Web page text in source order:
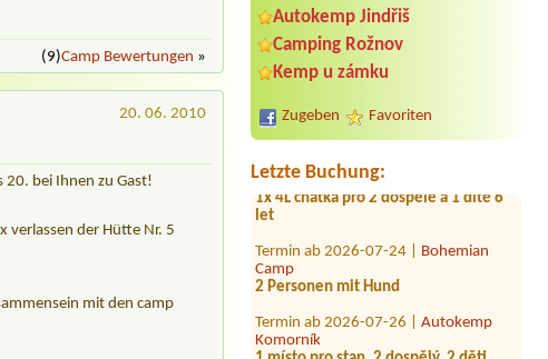
Autokemp Jindřiš
Camping Rožnov
Kemp u zámku
Zugeben Favoriten
Letzte Buchung:
Termin ab 2026-08-06 |
Poslední štace
Termin ab 2026-07-28 |
1x 4L chatka pro 2 dospělé a 1 dítě 6
Termin ab 2026-07-24 |
Camp
2 Personen mit Hund
Termin ab 2026-07-26 |
Komorník
1 místo pro stan, 2 dospělý, 2 děti,
pes
(9)Camp Bewertungen »
20. 06. 2010
20. bei Ihnen zu Gast!
verlassen der Hütte Nr. 5
mit den camp